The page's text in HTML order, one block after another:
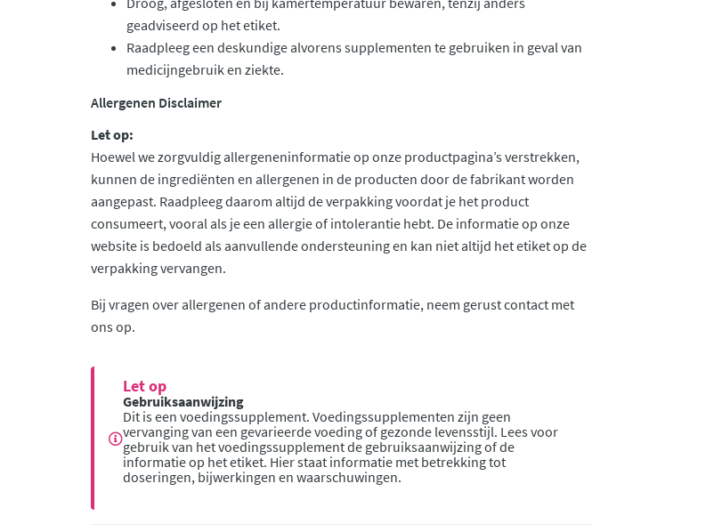
geadviseerd op het etiket.
Raadpleeg een deskundige alvorens supplementen te gebruiken in geval van
medicijngebruik en ziekte.
Allergenen Disclaimer
Let op:
Hoewel we zorgvuldig allergeneninformatie op onze productpagina’s verstrekken,
kunnen de ingrediënten en allergenen in de producten door de fabrikant worden
aangepast. Raadpleeg daarom altijd de verpakking voordat je het product
consumeert, vooral als je een allergie of intolerantie hebt. De informatie op onze
website is bedoeld als aanvullende ondersteuning en kan niet altijd het etiket op de
verpakking vervangen.
Bij vragen over allergenen of andere productinformatie, neem gerust contact met
ons op.
Let op
Gebruiksaanwijzing
Dit is een voedingssupplement. Voedingssupplementen zijn geen
vervanging van een gevarieerde voeding of gezonde levensstijl. Lees voor
gebruik van het voedingssupplement de gebruiksaanwijzing of de
informatie op het etiket. Hier staat informatie met betrekking tot
doseringen, bijwerkingen en waarschuwingen.